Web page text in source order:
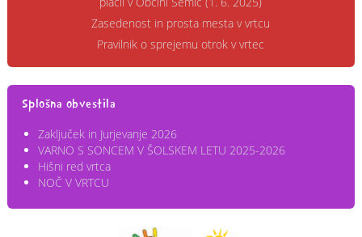
Zasedenost in prosta mesta v vrtcu
Pravilnik o sprejemu otrok v vrtec
Splošna obvestila
Zaključek in Jurjevanje 2026
VARNO S SONCEM V ŠOLSKEM LETU 2025-2026
Hišni red vrtca
NOČ V VRTCU